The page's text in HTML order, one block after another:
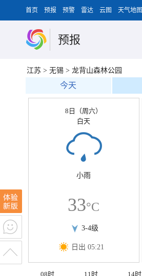
首页 预报 预警 雷达 云图 天气地图
预报
江苏 > 无锡 > 龙背山森林公园
今天
8日（周六）
白天
小雨
33°C
3-4级
日出 05:21
08时 11时 14时